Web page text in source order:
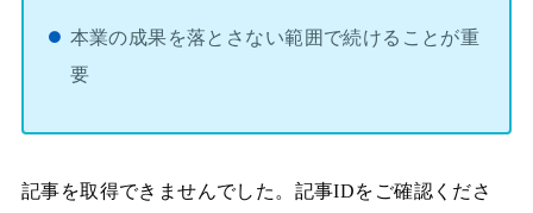
本業の成果を落とさない範囲で続けることが重
要
記事を取得できませんでした。記事IDをご確認くださ